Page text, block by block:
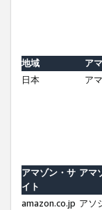
地域
ア
日本
ア
アマゾン・サ
イト
アマ
amazon.co.jp アソ